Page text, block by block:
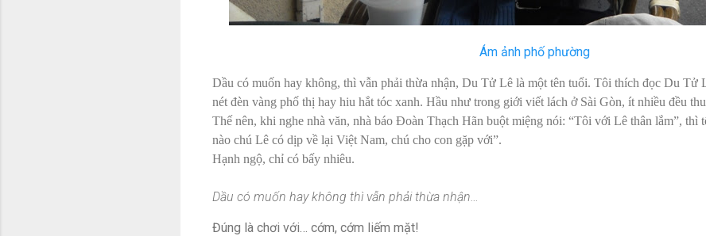
Ám ảnh phố phường
Dầu có muốn hay không, thì vẫn phải thừa nhận, Du Tử Lê là một tên tuổi. Tôi thích đọc Du Tử
nét đèn vàng phố thị hay hiu hắt tóc xanh. Hầu như trong giới viết lách ở Sài Gòn, ít nhiều đều
Thế nên, khi nghe nhà văn, nhà báo Đoàn Thạch Hãn buột miệng nói: “Tôi với Lê thân lắm”,
nào chú Lê có dịp về lại Việt Nam, chú cho con gặp với”.
Hạnh ngộ, chỉ có bấy nhiêu.
Dầu có muốn hay không thì vẫn phải thừa nhận…
Đúng là chơi với… cớm, cớm liếm mặt!